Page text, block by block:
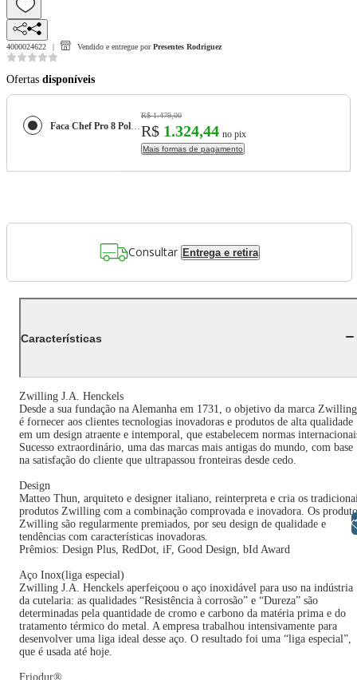
4000024622 Vendido e entregue por Presentes Rodriguez
Ofertas disponíveis
Faca Chef Pro 8 Pol Zwilling J.A. Henckels
R$ 1.479,00
R$ 1.324,44 no pix
Mais formas de pagamento
Consultar Entrega e retira
Características
Zwilling J.A. Henckels
Desde a sua fundação na Alemanha em 1731, o objetivo da marca Zwilling
é fornecer aos clientes tecnologias inovadoras e produtos de alta qualidade
em um design atraente e intemporal, que estabelecem normas
Sucesso extraordinário, uma das marcas mais antigas do mundo, com base
na satisfação do cliente que ultrapassou fronteiras desde cedo.
Design
Matteo Thun, arquiteto e designer italiano, reinterpreta e cria os
produtos Zwilling com a combinação comprovada e inovadora. Os
Zwilling são regularmente premiados, por seu design de qualidade e
tendências com características inovadoras.
Prêmios: Design Plus, RedDot, iF, Good Design, bId Award
Aço Inox(liga especial)
Zwilling J.A. Henckels aperfeiçoou o aço inoxidável para uso na indústria
da cutelaria: as qualidades “Resistência à corrosão” e “Dureza” são
determinadas pela quantidade de cromo e carbono da matéria prima e do
tratamento térmico do metal. A empresa trabalhou intensivamente para
desenvolver uma liga ideal desse aço. O resultado foi uma “liga especial”,
que é usada até hoje.
Friodur®
Libras